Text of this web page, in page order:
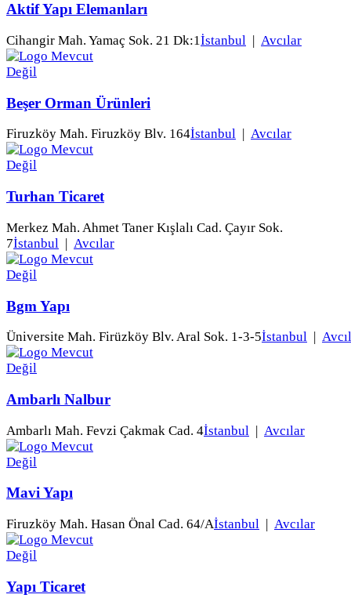
Aktif Yapı Elemanları
Cihangir Mah. Yamaç Sok. 21 Dk:1İstanbul | Avcılar
Beşer Orman Ürünleri
Firuzköy Mah. Firuzköy Blv. 164İstanbul Avcılar
Turhan Ticaret
Merkez Mah. Ahmet Taner Kışlalı Cad. Çayır Sok.
7İstanbul | Avcılar
Bgm Yapı
Üniversite Mah. Firüzköy Blv. Aral Sok. 1-3-5İstanbul
Ambarlı Nalbur
Ambarlı Mah. Fevzi Çakmak Cad. 4İstanbul | Avcılar
Mavi Yapı
Firuzköy Mah. Hasan Önal Cad. 64/Aİstanbul Avcılar
Yapı Ticaret